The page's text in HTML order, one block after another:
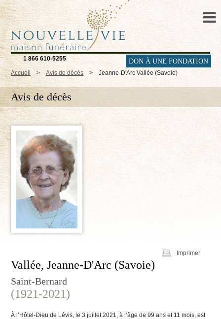
1 866 610-5255 DON À UNE FONDATION
Accueil > Avis de décès > Jeanne-D'Arc Vallée (Savoie)
Avis de décès
Imprimer
Vallée, Jeanne-D'Arc (Savoie)
Saint-Bernard
(1921-2021)
À l’Hôtel-Dieu de Lévis, le 3 juillet 2021, à l’âge de 99 ans et 11 mois, est